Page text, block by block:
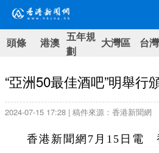
頭條 港澳 五年規
劃
大灣區 台灣
“亞洲50最佳酒吧”明舉行
2024-07-15 17:28 | 稿件來源：香港新聞網
香港新聞網7月15日電